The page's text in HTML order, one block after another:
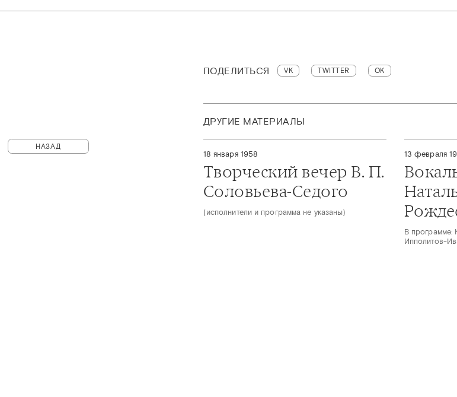
ПОДЕЛИТЬСЯ VK TWITTER OK
ДРУГИЕ МАТЕРИАЛЫ
13 февраля
В программе:
Ипполитов-
18 января 1958
Творческий вечер В. П.
Соловьева-Седого
(исполнители и программа не указаны)
НАЗАД